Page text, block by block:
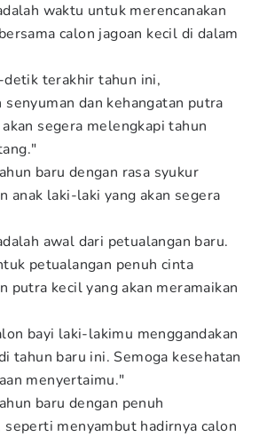
waktu untuk merencanakan
calon jagoan kecil di dalam
terakhir tahun ini,
senyuman dan kehangatan putra
segera melengkapi tahun
baru dengan rasa syukur
anak laki-laki yang akan segera
awal dari petualangan baru.
petualangan penuh cinta
putra kecil yang akan meramaikan
bayi laki-lakimu menggandakan
tahun baru ini. Semoga kesehatan
menyertaimu."
baru dengan penuh
seperti menyambut hadirnya calon